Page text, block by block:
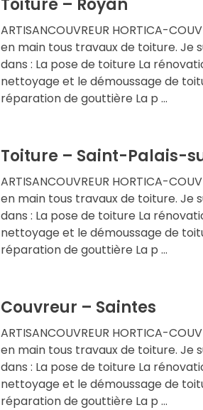
Toiture – Royan
ARTISANCOUVREUR HORTICA-
en main tous travaux de toiture. Je
dans : La pose de toiture La
nettoyage et le démoussage de
réparation de gouttière La p ...
Toiture – Saint-Palais-
ARTISANCOUVREUR HORTICA-
en main tous travaux de toiture. Je
dans : La pose de toiture La
nettoyage et le démoussage de
réparation de gouttière La p ...
Couvreur – Saintes
ARTISANCOUVREUR HORTICA-
en main tous travaux de toiture. Je
dans : La pose de toiture La
nettoyage et le démoussage de
réparation de gouttière La p ...